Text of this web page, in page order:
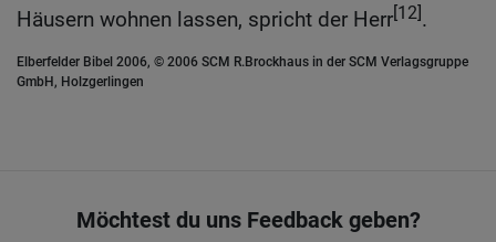
Häusern wohnen lassen, spricht der Herr[12].
Elberfelder Bibel 2006, © 2006 SCM R.Brockhaus in der SCM Verlagsgruppe
GmbH, Holzgerlingen
Möchtest du uns Feedback geben?